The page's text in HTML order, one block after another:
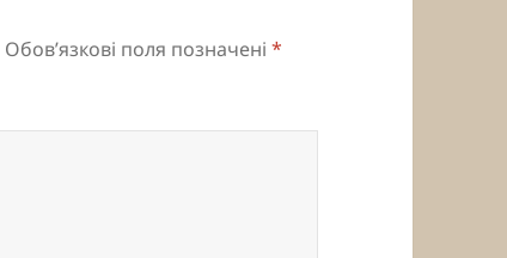
Обов’язкові поля позначені*